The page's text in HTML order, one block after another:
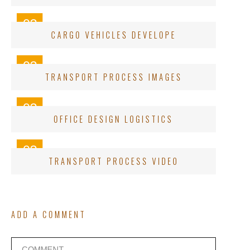
03
CARGO VEHICLES DEVELOPE
03
TRANSPORT PROCESS IMAGES
03
OFFICE DESIGN LOGISTICS
03
TRANSPORT PROCESS VIDEO
ADD A COMMENT